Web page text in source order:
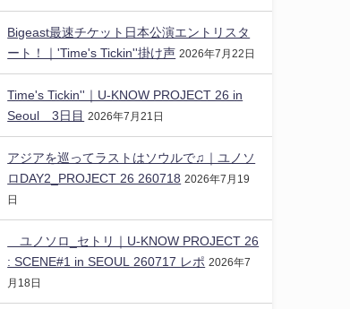
Bigeast最速チケット日本公演エントリスタ
ート！｜'Time's Tickin''掛け声 2026年7月22日
Time's Tickin''｜U-KNOW PROJECT 26 in
Seoul 3日目 2026年7月21日
アジアを巡ってラストはソウルで♫｜ユノソ
ロDAY2_PROJECT 26 260718 2026年7月19
日
ユノソロ_セトリ｜U-KNOW PROJECT 26
: SCENE#1 in SEOUL 260717 レポ 2026年7
月18日